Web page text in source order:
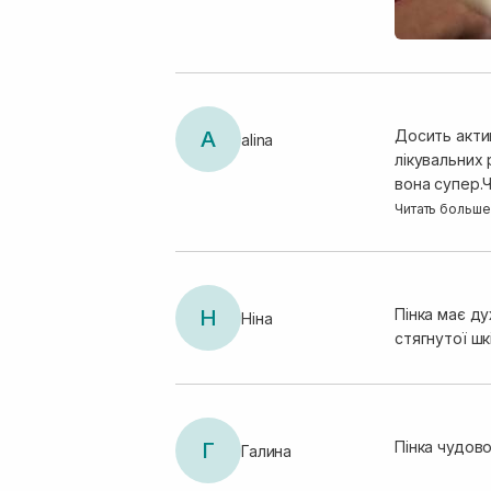
A alina
Досить
вона
здається
1-2
Читать больше
Н Ніна
Пінка має
стягнутої
Г Галина Пінка